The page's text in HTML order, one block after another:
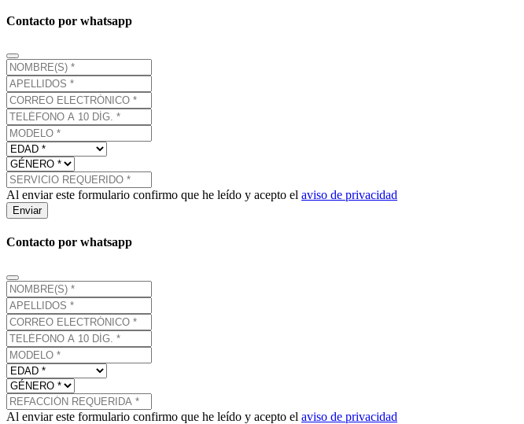
Contacto por whatsapp
Al enviar este formulario confirmo que he leído y acepto el aviso de privacidad
Enviar
Contacto por whatsapp
Al enviar este formulario confirmo que he leído y acepto el aviso de privacidad